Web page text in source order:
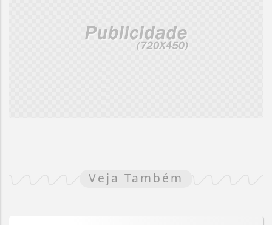
Veja Também